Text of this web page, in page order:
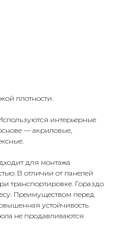
плотности.
интерьерные
— акриловые,
для монтажа
В отличии от панелей
транспортировке. Гораздо
Преимуществом перед
устойчивость
не продавливаются